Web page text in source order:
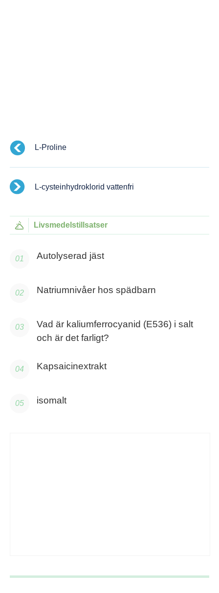
L-Proline
L-cysteinhydroklorid vattenfri
Livsmedelstillsatser
Autolyserad jäst
Natriumnivåer hos spädbarn
Vad är kaliumferrocyanid (E536) i salt
och är det farligt?
Kapsaicinextrakt
isomalt